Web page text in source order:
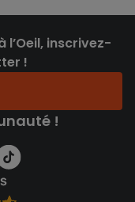
inscrivez-
!
!